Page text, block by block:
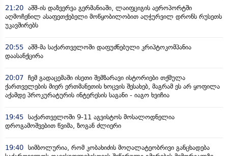
21:20 აშშ-ის დაზვერვა გერმანიაში, ლაიფციგის აეროპორტში
აღმოჩენილ ასაფეთქებელი მოწყობილობით აღჭურვილ დრონს რუსეთს
უკავშირებს
20:55 აშშ-მა საქართველოში დაფუძნებული კრიპტოკომპანია
დაასანქცირა
20:07 ჩემ გადაცემაში ისეთი შემზარავი ისტორიები თქმულა
ქართველების მიერ ერთმანეთის ხოცვის შესახებ, მაგრამ ეს არ ყოფილა
აქამდე პროკურატურის ინტერესის საგანი - იაგო ხვიჩია
19:45 საქართველოში 9-11 აგვისტოს მოსალოდნელია
დროგამოშვებით წვიმა, ზოგან ძლიერი
19:40 სიმბოლურია, რომ კობახიძის მოღალატეობრივი განცხადება